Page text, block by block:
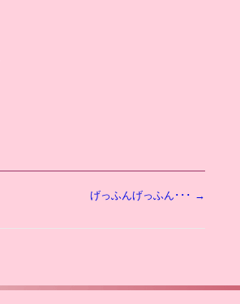
げっふんげっふん･･･ →